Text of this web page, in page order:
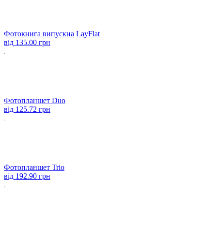
Фотокнига випускна LayFlat
від 135.00 грн
Фотопланшет Duo
від 125.72 грн
Фотопланшет Trio
від 192.90 грн